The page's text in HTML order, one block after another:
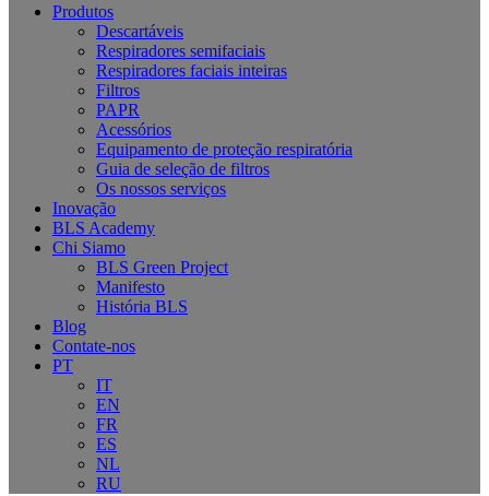
Produtos
Descartáveis
Respiradores semifaciais
Respiradores faciais inteiras
Filtros
PAPR
Acessórios
Equipamento de proteção respiratória
Guia de seleção de filtros
Os nossos serviços
Inovação
BLS Academy
Chi Siamo
BLS Green Project
Manifesto
História BLS
Blog
Contate-nos
PT
IT
EN
FR
ES
NL
RU